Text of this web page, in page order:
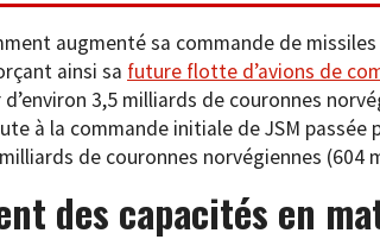
augmenté sa commande de
ainsi sa future flotte d’avions de
d’environ 3,5 milliards de couronnes
à la commande initiale de JSM passée
de couronnes norvégiennes (604
des capacités en